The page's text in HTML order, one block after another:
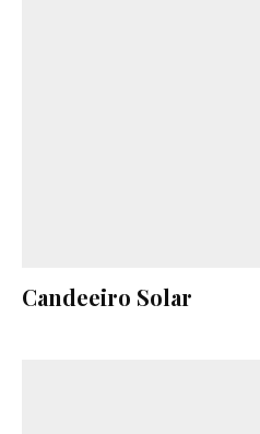
Candeeiro Solar